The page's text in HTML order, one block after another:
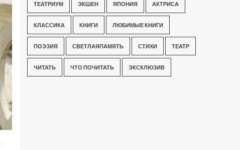
ТЕАТРИУМ ЭКШЕН ЯПОНИЯ АКТРИСА
КЛАССИКА КНИГИ ЛЮБИМЫЕ КНИГИ
ПОЭЗИЯ СВЕТЛАЯПАМЯТЬ СТИХИ ТЕАТР
ЧИТАТЬ ЧТО ПОЧИТАТЬ ЭКСКЛЮЗИВ